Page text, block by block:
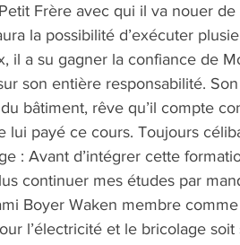
Frère avec qui il va nouer
la possibilité d’exécuter
il a su gagner la confiance de
son entière responsabilité.
bâtiment, rêve qu’il compte
lui payé ce cours. Toujours
: Avant d’intégrer cette
continuer mes études par
Boyer Waken membre
l’électricité et le bricolage